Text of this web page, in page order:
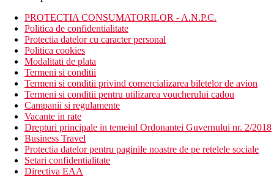
PROTECTIA CONSUMATORILOR - A.N.P.C.
Politica de confidentialitate
Protectia datelor cu caracter personal
Politica cookies
Modalitati de plata
Termeni si conditii
Termeni si conditii privind comercializarea biletelor de avion
Termeni si conditii pentru utilizarea voucherului cadou
Campanii si regulamente
Vacante in rate
Drepturi principale in temeiul Ordonantei Guvernului nr. 2/2018
Business Travel
Protectia datelor pentru paginile noastre de pe retelele sociale
Setari confidentialitate
Directiva EAA